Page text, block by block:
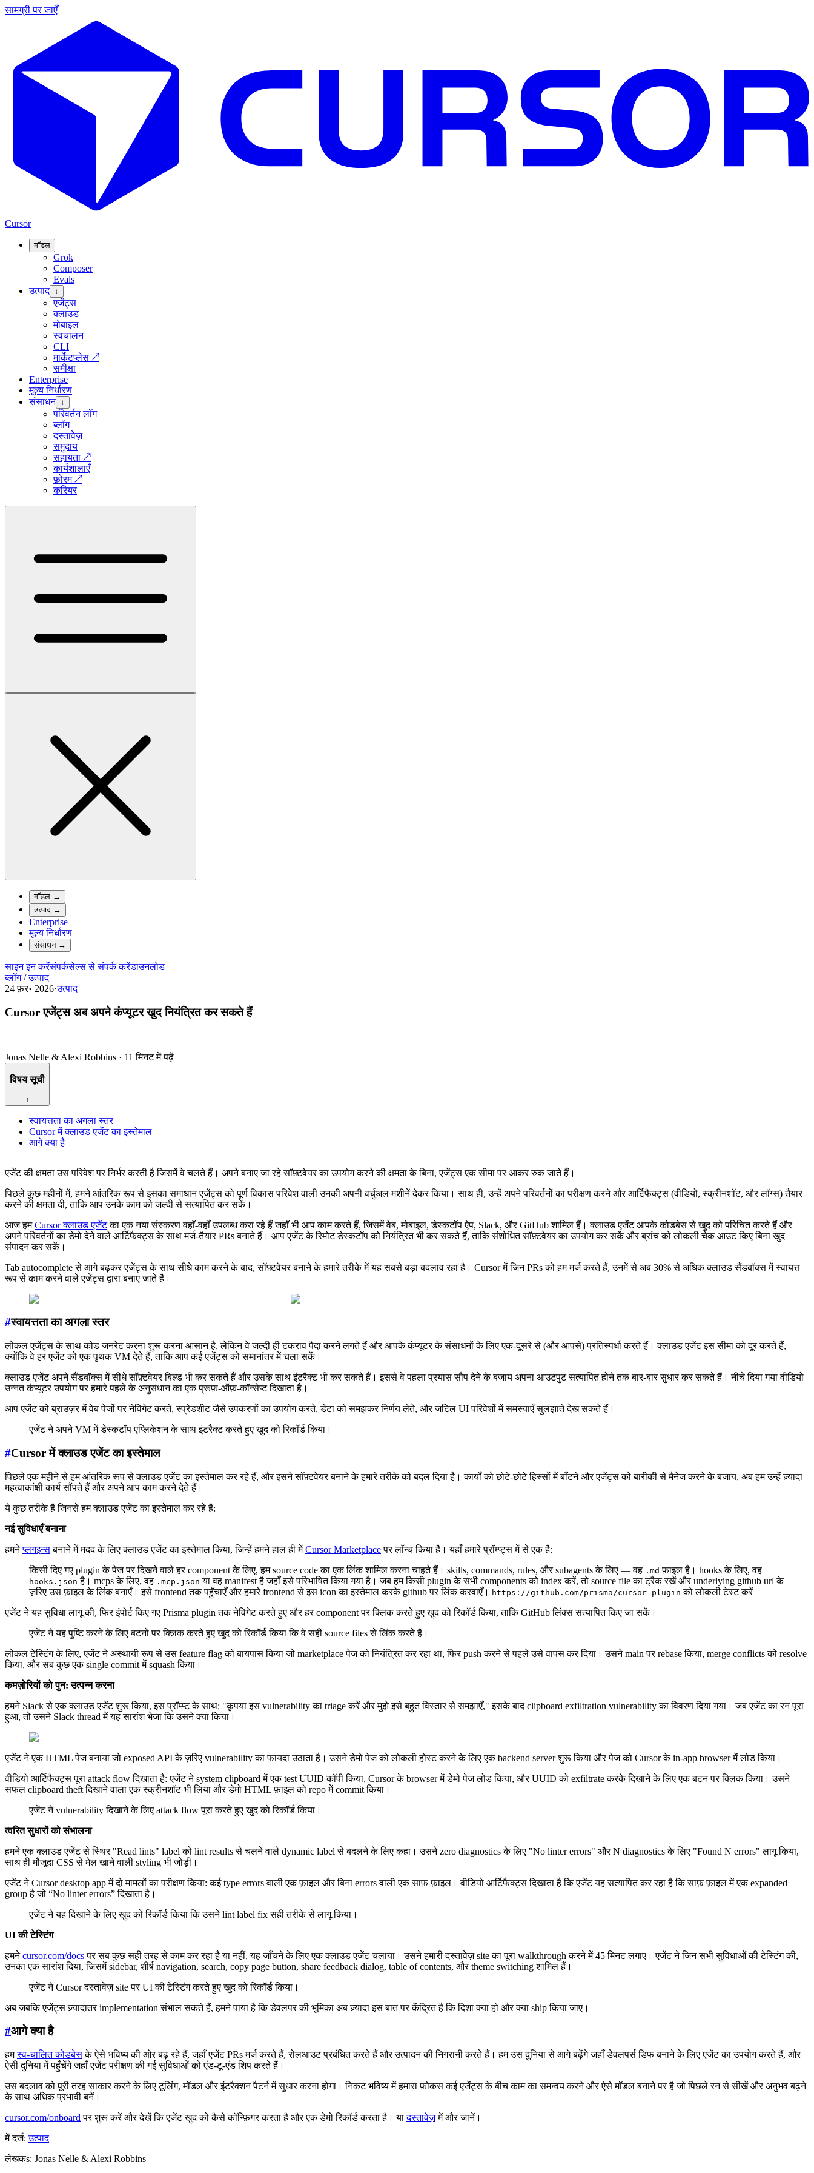
सामग्री पर जाएँ
Cursor
मॉडल
Grok
Composer
Evals
उत्पाद ↓
एजेंट्स
क्लाउड
मोबाइल
स्वचालन
CLI
मार्केटप्लेस ↗
समीक्षा
Enterprise
मूल्य निर्धारण
संसाधन ↓
परिवर्तन लॉग
ब्लॉग
दस्तावेज़
समुदाय
सहायता ↗
कार्यशालाएँ
फ़ोरम↗
करियर
मॉडल →
उत्पाद →
Enterprise
मूल्य निर्धारण
संसाधन→
साइन इन करेंसंपर्कसेल्स से संपर्क करेंडाउनलोड
ब्लॉग / उत्पाद
24 फ़र॰ 2026·उत्पाद
Cursor एजेंट्स अब अपने कंप्यूटर खुद नियंत्रित कर सकते हैं
Jonas Nelle & Alexi Robbins · 11 मिनट में पढ़ें
विषय सूची
↑
स्वायत्तता का अगला स्तर
Cursor में क्लाउड एजेंट का इस्तेमाल
आगे क्या है
एजेंट की क्षमता उस परिवेश पर निर्भर करती है जिसमें वे चलते हैं। अपने बनाए जा रहे सॉफ़्टवेयर का उपयोग करने की क्षमता के बिना, एजेंट्स एक सीमा पर आकर रुक जाते हैं।
पिछले कुछ महीनों में, हमने आंतरिक रूप से इसका समाधान एजेंट्स को पूर्ण विकास परिवेश वाली उनकी अपनी वर्चुअल मशीनें देकर किया। साथ ही, उन्हें अपने परिवर्तनों का परीक्षण करने और आर्टिफैक्ट्स (वीडियो, स्क्रीनशॉट, और लॉग्स) तैयार
करने की क्षमता दी, ताकि आप उनके काम को जल्दी से सत्यापित कर सकें।
आज हमCursor क्लाउड एजेंटका एक नया संस्करण वहाँ-वहाँ उपलब्ध करा रहे हैं जहाँ भी आप काम करते हैं, जिसमें वेब, मोबाइल, डेस्कटॉप ऐप, Slack, और GitHub शामिल हैं। क्लाउड एजेंट आपके कोडबेस से खुद को परिचित करते हैं और
अपने परिवर्तनों का डेमो देने वाले आर्टिफैक्ट्स के साथ मर्ज-तैयार PRs बनाते हैं। आप एजेंट के रिमोट डेस्कटॉप को नियंत्रित भी कर सकते हैं, ताकि संशोधित सॉफ़्टवेयर का उपयोग कर सकें और ब्रांच को लोकली चेक आउट किए बिना खुद
संपादन कर सकें।
Tab autocomplete से आगे बढ़कर एजेंट्स के साथ सीधे काम करने के बाद, सॉफ़्टवेयर बनाने के हमारे तरीके में यह सबसे बड़ा बदलाव रहा है। Cursor में जिन PRs को हम मर्ज करते हैं, उनमें से अब 30% से अधिक क्लाउड सैंडबॉक्स में स्वायत्त
रूप से काम करने वाले एजेंट्स द्वारा बनाए जाते हैं।
#स्वायत्तता का अगला स्तर
लोकल एजेंट्स के साथ कोड जनरेट करना शुरू करना आसान है, लेकिन वे जल्दी ही टकराव पैदा करने लगते हैं और आपके कंप्यूटर के संसाधनों के लिए एक-दूसरे से (और आपसे) प्रतिस्पर्धा करते हैं। क्लाउड एजेंट इस सीमा को दूर करते हैं,
क्योंकि वे हर एजेंट को एक पृथक VM देते हैं, ताकि आप कई एजेंट्स को समानांतर में चला सकें।
क्लाउड एजेंट अपने सैंडबॉक्स में सीधे सॉफ़्टवेयर बिल्ड भी कर सकते हैं और उसके साथ इंटरैक्ट भी कर सकते हैं। इससे वे पहला प्रयास सौंप देने के बजाय अपना आउटपुट सत्यापित होने तक बार-बार सुधार कर सकते हैं। नीचे दिया गया वीडियो
उन्नत कंप्यूटर उपयोग पर हमारे पहले के अनुसंधान का एक प्रूफ़-ऑफ़-कॉन्सेप्ट दिखाता है।
आप एजेंट को ब्राउज़र में वेब पेजों पर नेविगेट करते, स्प्रेडशीट जैसे उपकरणों का उपयोग करते, डेटा को समझकर निर्णय लेते, और जटिल UI परिवेशों में समस्याएँ सुलझाते देख सकते हैं।
एजेंट ने अपने VM में डेस्कटॉप एप्लिकेशन के साथ इंटरैक्ट करते हुए खुद को रिकॉर्ड किया।
#Cursor में क्लाउड एजेंट का इस्तेमाल
पिछले एक महीने से हम आंतरिक रूप से क्लाउड एजेंट का इस्तेमाल कर रहे हैं, और इसने सॉफ़्टवेयर बनाने के हमारे तरीके को बदल दिया है। कार्यों को छोटे-छोटे हिस्सों में बाँटने और एजेंट्स को बारीकी से मैनेज करने के बजाय, अब हम उन्हें ज़्यादा
महत्वाकांक्षी कार्य सौंपते हैं और अपने आप काम करने देते हैं।
ये कुछ तरीके हैं जिनसे हम क्लाउड एजेंट का इस्तेमाल कर रहे हैं:
नई सुविधाएँ बनाना
हमनेप्लगइन्सबनाने में मदद के लिए क्लाउड एजेंट का इस्तेमाल किया, जिन्हें हमने हाल ही मेंCursor Marketplaceपर लॉन्च किया है। यहाँ हमारे प्रॉम्प्ट्स में से एक है:
किसी दिए गए plugin के पेज पर दिखने वाले हर component के लिए, हम source code का एक लिंक शामिल करना चाहते हैं। skills, commands, rules, और subagents के लिए — वह .md फ़ाइल है। hooks के लिए, वह
hooks.json है। mcps के लिए, वह .mcp.json या वह manifest है जहाँ इसे परिभाषित किया गया है। जब हम किसी plugin के सभी components को index करें, तो source file का ट्रैक रखें और underlying github url के
ज़रिए उस फ़ाइल के लिंक बनाएँ। इसे frontend तक पहुँचाएँ और हमारे frontend से इस icon का इस्तेमाल करके github पर लिंक करवाएँ।
https://github.com/prisma/cursor-plugin को लोकली टेस्ट करें
एजेंट ने यह सुविधा लागू की, फिर इंपोर्ट किए गए Prisma plugin तक नेविगेट करते हुए और हर component पर क्लिक करते हुए खुद को रिकॉर्ड किया, ताकि GitHub लिंक्स सत्यापित किए जा सकें।
एजेंट ने यह पुष्टि करने के लिए बटनों पर क्लिक करते हुए खुद को रिकॉर्ड किया कि वे सही source files से लिंक करते हैं।
लोकल टेस्टिंग के लिए, एजेंट ने अस्थायी रूप से उस feature flag को बायपास किया जो marketplace पेज को नियंत्रित कर रहा था, फिर push करने से पहले उसे वापस कर दिया। उसने main पर rebase किया, merge conflicts को resolve
किया, और सब कुछ एक single commit में squash किया।
कमज़ोरियों को पुन: उत्पन्न करना
हमने Slack से एक क्लाउड एजेंट शुरू किया, इस प्रॉम्प्ट के साथ: "कृपया इस vulnerability का triage करें और मुझे इसे बहुत विस्तार से समझाएँ," इसके बाद clipboard exfiltration vulnerability का विवरण दिया गया। जब एजेंट का रन पूरा
हुआ, तो उसने Slack thread में यह सारांश भेजा कि उसने क्या किया।
एजेंट ने एक HTML पेज बनाया जो exposed API के ज़रिए vulnerability का फायदा उठाता है। उसने डेमो पेज को लोकली होस्ट करने के लिए एक backend server शुरू किया और पेज को Cursor के in-app browser में लोड किया।
वीडियो आर्टिफैक्ट्स पूरा attack flow दिखाता है: एजेंट ने system clipboard में एक test UUID कॉपी किया, Cursor के browser में डेमो पेज लोड किया, और UUID को exfiltrate करके दिखाने के लिए एक बटन पर क्लिक किया। उसने
सफल clipboard theft दिखाने वाला एक स्क्रीनशॉट भी लिया और डेमो HTML फ़ाइल को repo में commit किया।
एजेंट ने vulnerability दिखाने के लिए attack flow पूरा करते हुए खुद को रिकॉर्ड किया।
त्वरित सुधारों को संभालना
हमने एक क्लाउड एजेंट से स्थिर "Read lints" label को lint results से चलने वाले dynamic label से बदलने के लिए कहा। उसने zero diagnostics के लिए "No linter errors" और N diagnostics के लिए "Found N errors" लागू किया,
साथ ही मौजूदा CSS से मेल खाने वाली styling भी जोड़ी।
एजेंट ने Cursor desktop app में दो मामलों का परीक्षण किया: कई type errors वाली एक फ़ाइल और बिना errors वाली एक साफ़ फ़ाइल। वीडियो आर्टिफैक्ट्स दिखाता है कि एजेंट यह सत्यापित कर रहा है कि साफ़ फ़ाइल में एक expanded
group है जो “No linter errors” दिखाता है।
एजेंट ने यह दिखाने के लिए खुद को रिकॉर्ड किया कि उसने lint label fix सही तरीके से लागू किया।
UI की टेस्टिंग
हमनेcursor.com/docsपर सब कुछ सही तरह से काम कर रहा है या नहीं, यह जाँचने के लिए एक क्लाउड एजेंट चलाया। उसने हमारी दस्तावेज़ site का पूरा walkthrough करने में 45 मिनट लगाए। एजेंट ने जिन सभी सुविधाओं की टेस्टिंग की,
उनका एक सारांश दिया, जिसमें sidebar, शीर्ष navigation, search, copy page button, share feedback dialog, table of contents, और theme switching शामिल हैं।
एजेंट ने Cursor दस्तावेज़ site पर UI की टेस्टिंग करते हुए खुद को रिकॉर्ड किया।
अब जबकि एजेंट्स ज़्यादातर implementation संभाल सकते हैं, हमने पाया है कि डेवलपर की भूमिका अब ज़्यादा इस बात पर केंद्रित है कि दिशा क्या हो और क्या ship किया जाए।
#आगे क्या है
हमस्व-चालित कोडबेसके ऐसे भविष्य की ओर बढ़ रहे हैं, जहाँ एजेंट PRs मर्ज करते हैं, रोलआउट प्रबंधित करते हैं और उत्पादन की निगरानी करते हैं। हम उस दुनिया से आगे बढ़ेंगे जहाँ डेवलपर्स डिफ बनाने के लिए एजेंट का उपयोग करते हैं, और
ऐसी दुनिया में पहुँचेंगे जहाँ एजेंट परीक्षण की गई सुविधाओं को एंड-टू-एंड शिप करते हैं।
उस बदलाव को पूरी तरह साकार करने के लिए टूलिंग, मॉडल और इंटरैक्शन पैटर्न में सुधार करना होगा। निकट भविष्य में हमारा फ़ोकस कई एजेंट्स के बीच काम का समन्वय करने और ऐसे मॉडल बनाने पर है जो पिछले रन से सीखें और अनुभव बढ़ने
के साथ अधिक प्रभावी बनें।
cursor.com/onboard पर शुरू करें और देखें कि एजेंट खुद को कैसे कॉन्फ़िगर करता है और एक डेमो रिकॉर्ड करता है। यादस्तावेज़में और जानें।
में दर्ज: उत्पाद
लेखकs: Jonas Nelle & Alexi Robbins